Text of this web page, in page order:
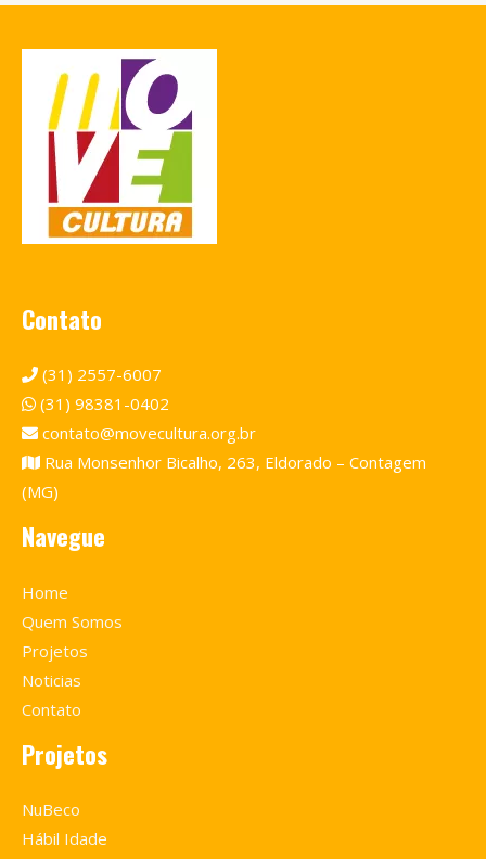
Contato
(31) 2557-6007
(31) 98381-0402
contato@movecultura.org.br
Rua Monsenhor Bicalho, 263, Eldorado – Contagem
(MG)
Navegue
Home
Quem Somos
Projetos
Noticias
Contato
Projetos
NuBeco
Hábil Idade